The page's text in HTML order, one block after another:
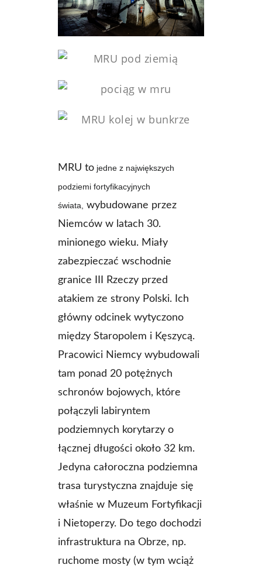
MRU to jedne z największych
podziemi fortyfikacyjnych
świata,
wybudowane przez
Niemców w latach 30.
minionego wieku. Miały
zabezpieczać wschodnie
granice III Rzeczy przed
atakiem ze strony Polski. Ich
główny odcinek wytyczono
między Staropolem i Kęszycą.
Pracowici Niemcy wybudowali
tam ponad 20 potężnych
schronów bojowych, które
połączyli labiryntem
podziemnych korytarzy o
łącznej długości około 32 km.
Jedyna całoroczna podziemna
trasa turystyczna znajduje się
właśnie w Muzeum Fortyfikacji
i Nietoperzy. Do tego dochodzi
infrastruktura na Obrze, np.
ruchome mosty (w tym wciąż